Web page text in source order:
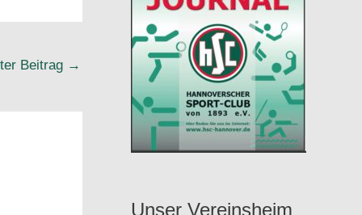
Beitrag →
Unser Vereinsheim